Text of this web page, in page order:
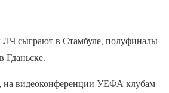
сыграют в Стамбуле, полуфиналы
на видеоконференции УЕФА клубам